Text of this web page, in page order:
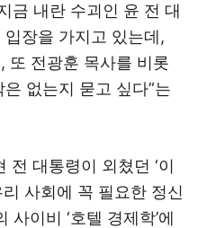
금 내란 수괴인 윤 전 대
장을 가지고 있는데,
또 전광훈 목사를 비롯
없는지 묻고 싶다”는
전 대통령이 외쳤던 ‘이
사회에 꼭 필요한 정신
사이비 ‘호텔 경제학’에